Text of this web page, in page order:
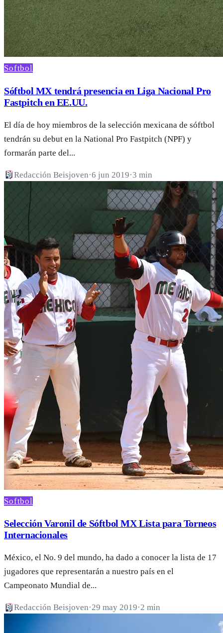
Softbol
Sóftbol MX tendrá presencia en Liga Nacional Pro
Fastpitch en EE.UU.
El día de hoy miembros de la selección mexicana de sóftbol
tendrán su debut en la National Pro Fastpitch (NPF) y
formarán parte del...
Redacción Beisjoven·6 jun 2019·3 min
Softbol
Selección Varonil de Sóftbol MX Lista para Torneos
Internacionales
México, el No. 9 del mundo, ha dado a conocer la lista de 17
jugadores que representarán a nuestro país en el
Campeonato Mundial de...
Redacción Beisjoven·29 may 2019·2 min